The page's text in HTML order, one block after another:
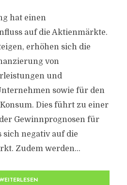
hat einen
auf die Aktienmärkte.
erhöhen sich die
von
und
sowie für den
Dies führt zu einer
Gewinnprognosen für
negativ auf die
Zudem werden...
WEITERLESEN